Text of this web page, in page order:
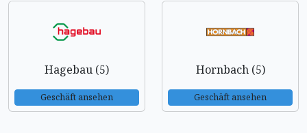
Hagebau (5)
Geschäft ansehen
Hornbach (5)
Geschäft ansehen